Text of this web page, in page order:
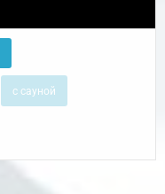
с сауной